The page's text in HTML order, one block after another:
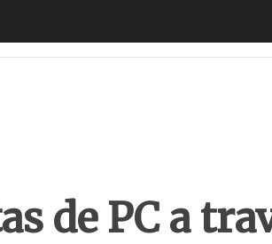
de PC a